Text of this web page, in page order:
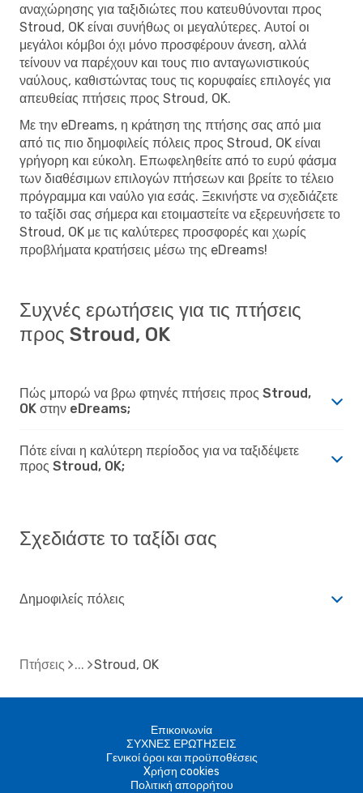
αναχώρησης για ταξιδιώτες που κατευθύνονται προς
Stroud, OK είναι συνήθως οι μεγαλύτερες. Αυτοί οι
μεγάλοι κόμβοι όχι μόνο προσφέρουν άνεση, αλλά
τείνουν να παρέχουν και τους πιο ανταγωνιστικούς
ναύλους, καθιστώντας τους τις κορυφαίες επιλογές για
απευθείας πτήσεις προς Stroud, OK.
Με την eDreams, η κράτηση της πτήσης σας από μια
από τις πιο δημοφιλείς πόλεις προς Stroud, OK είναι
γρήγορη και εύκολη. Επωφεληθείτε από το ευρύ φάσμα
των διαθέσιμων επιλογών πτήσεων και βρείτε το τέλειο
πρόγραμμα και ναύλο για εσάς. Ξεκινήστε να σχεδιάζετε
το ταξίδι σας σήμερα και ετοιμαστείτε να εξερευνήσετε το
Stroud, OK με τις καλύτερες προσφορές και χωρίς
προβλήματα κρατήσεις μέσω της eDreams!
Συχνές ερωτήσεις για τις πτήσεις
προς Stroud, OK
Πώς μπορώ να βρω φτηνές πτήσεις προς Stroud,
OK στην eDreams;
Πότε είναι η καλύτερη περίοδος για να ταξιδέψετε
προς Stroud, OK;
Σχεδιάστε το ταξίδι σας
Δημοφιλείς πόλεις
Πτήσεις Stroud, OK
Επικοινωνία
ΣΥΧΝΕΣ ΕΡΩΤΗΣΕΙΣ
Γενικοί όροι και προϋποθέσεις
Xρήση cookies
Πολιτική απορρήτου